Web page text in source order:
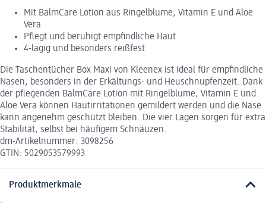
Mit BalmCare Lotion aus Ringelblume, Vitamin E und Aloe
Vera
Pflegt und beruhigt empfindliche Haut
4-lagig und besonders reißfest
Die Taschentücher Box Maxi von Kleenex ist ideal für empfindliche
Nasen, besonders in der Erkältungs- und Heuschnupfenzeit. Dank
der pflegenden BalmCare Lotion mit Ringelblume, Vitamin E und
Aloe Vera können Hautirritationen gemildert werden und die Nase
kann angenehm geschützt bleiben. Die vier Lagen sorgen für extra
Stabilität, selbst bei häufigem Schnäuzen.
dm-Artikelnummer: 3098256
GTIN: 5029053579993
Produktmerkmale